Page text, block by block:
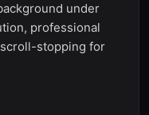
under
professional
stopping for